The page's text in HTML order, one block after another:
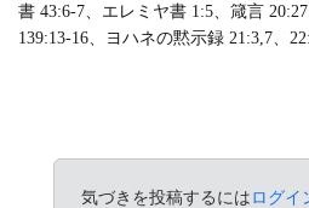
書 43:6-7、エレミヤ書 1:5、箴言 20:27
139:13-16、ヨハネの黙示録 21:3,7、
気づきを投稿するにはログイ